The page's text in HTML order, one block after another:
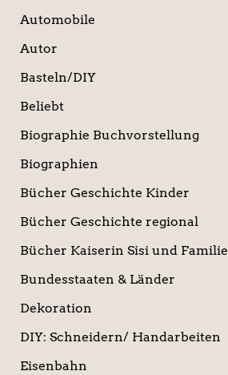
Automobile
Autor
Basteln/DIY
Beliebt
Biographie Buchvorstellung
Biographien
Bücher Geschichte Kinder
Bücher Geschichte regional
Bücher Kaiserin Sisi und Familie
Bundesstaaten & Länder
Dekoration
DIY: Schneidern/ Handarbeiten
Eisenbahn